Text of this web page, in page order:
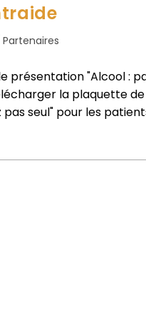
Partenaires
présentation "Alcool :
la plaquette
seul" pour les